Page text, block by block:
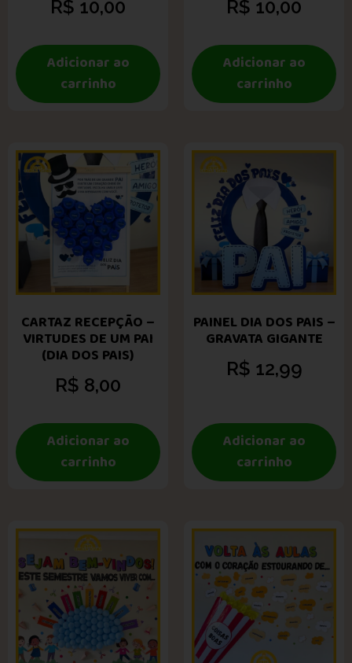
R$ 10,00
Adicionar ao
carrinho
R$ 10,00
Adicionar ao
carrinho
CARTAZ RECEPÇÃO –
VIRTUDES DE UM PAI
(DIA DOS PAIS)
R$ 8,00
Adicionar ao
carrinho
PAINEL DIA DOS PAIS –
GRAVATA GIGANTE
R$ 12,99
Adicionar ao
carrinho